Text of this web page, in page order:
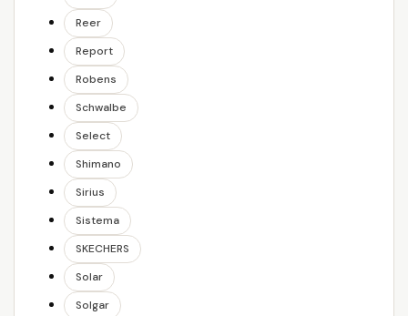
Reer
Report
Robens
Schwalbe
Select
Shimano
Sirius
Sistema
SKECHERS
Solar
Solgar